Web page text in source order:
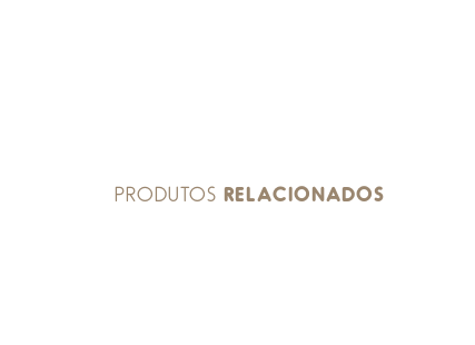
PRODUTOS RELACIONADOS